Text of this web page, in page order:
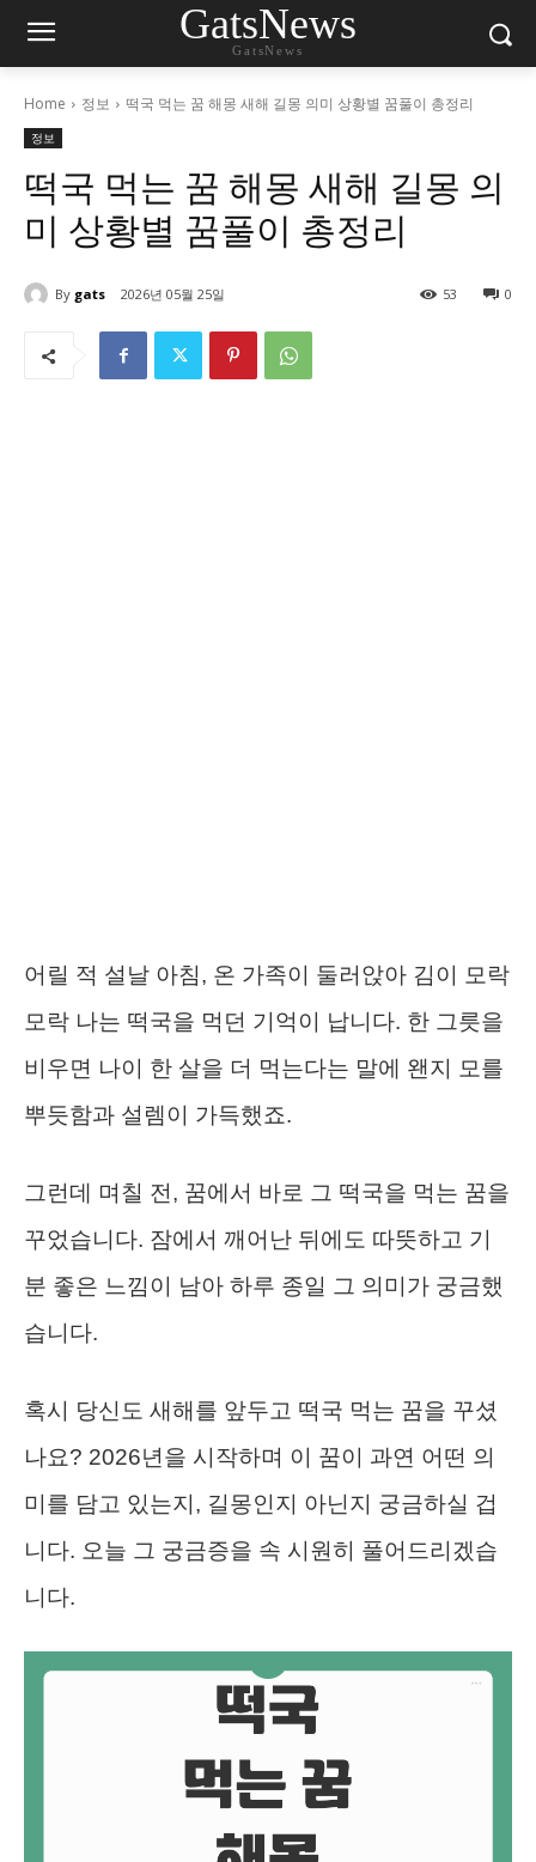
GatsNews
GatsNews
Home 정보 떡국 먹는 꿈 해몽 새해 길몽 의미 상황별 꿈풀이 총정리
정보
떡국 먹는 꿈 해몽 새해 길몽 의
미 상황별 꿈풀이 총정리
By gats 2026년 05월 25일 0
53
어릴 적 설날 아침, 온 가족이 둘러앉아 김이 모락
모락 나는 떡국을 먹던 기억이 납니다. 한 그릇을
비우면 나이 한 살을 더 먹는다는 말에 왠지 모를
뿌듯함과 설렘이 가득했죠.
그런데 며칠 전, 꿈에서 바로 그 떡국을 먹는 꿈을
꾸었습니다. 잠에서 깨어난 뒤에도 따뜻하고 기
분 좋은 느낌이 남아 하루 종일 그 의미가 궁금했
습니다.
혹시 당신도 새해를 앞두고 떡국 먹는 꿈을 꾸셨
나요? 2026년을 시작하며 이 꿈이 과연 어떤 의
미를 담고 있는지, 길몽인지 아닌지 궁금하실 겁
니다. 오늘 그 궁금증을 속 시원히 풀어드리겠습
니다.